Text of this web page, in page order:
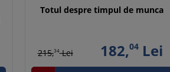
Totul despre timpul de munca
215,34Lei 182,04 Lei